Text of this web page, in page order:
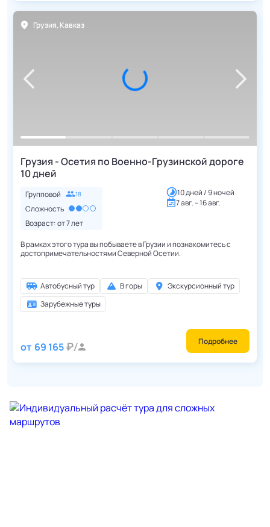
Грузия, Кавказ
Грузия - Осетия по Военно-Грузинской дороге
10 дней
Групповой 18
Сложность
Возраст: от7лет
10 дней / 9 ночей
7 авг. – 16 авг.
В рамках этого тура вы побываете в Грузии и познакомитесь с
достопримечательностями Северной Осетии.
Автобусный тур В горы
Экскурсионный тур
Зарубежные туры
от 69 165 Подробнее